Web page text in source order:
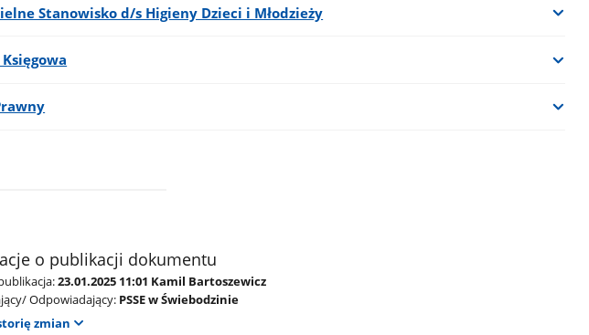
Stanowisko d/s Higieny Dzieci i Młodzieży
o publikacji dokumentu
23.01.2025 11:01 Kamil Bartoszewicz
Odpowiadający: PSSE w Świebodzinie
zmian